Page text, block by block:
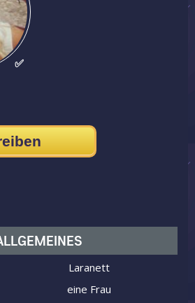
✅
Laranett
eine Frau